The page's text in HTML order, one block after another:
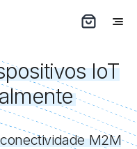
IoT
M2M